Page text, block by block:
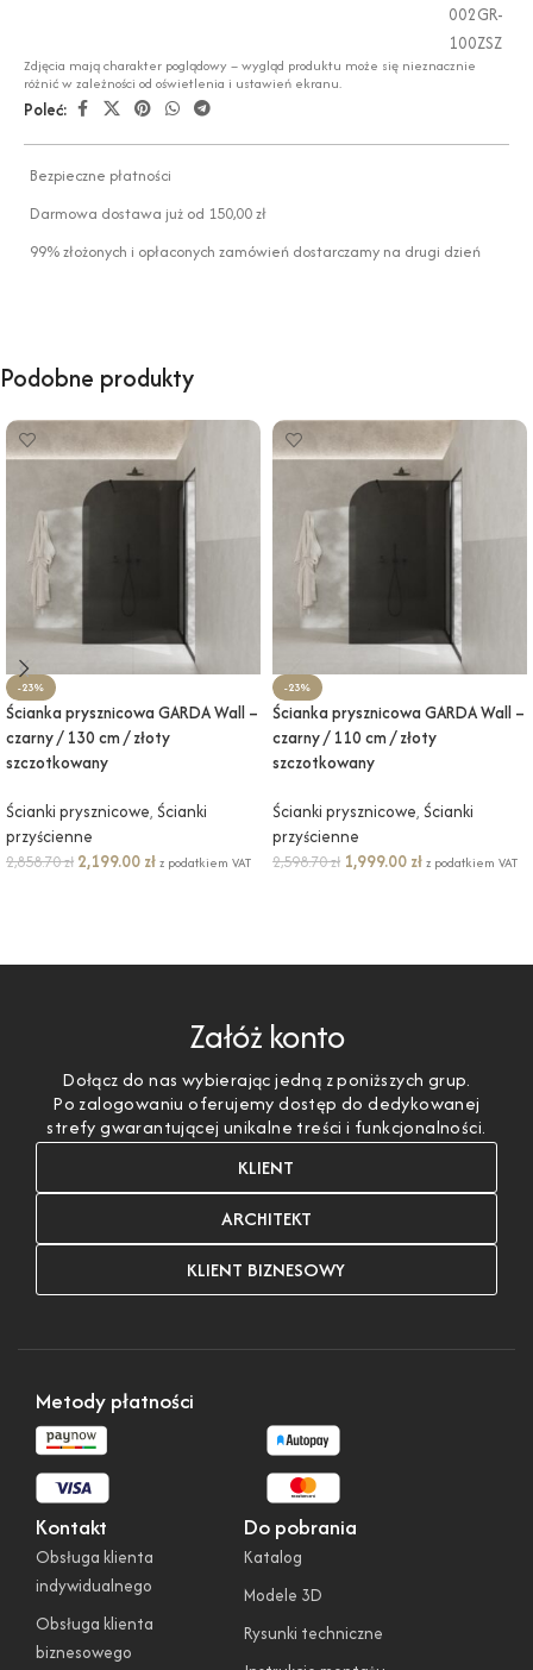
002GR-
100ZSZ
Zdjęcia mają charakter poglądowy – wygląd produktu może się nieznacznie
różnić w zależności od oświetlenia i ustawień ekranu.
Poleć:
Bezpieczne płatności
Darmowa dostawa już od 150,00 zł
99% złożonych i opłaconych zamówień dostarczamy na drugi dzień
Podobne produkty
-23%
Ścianka prysznicowa GARDA Wall –
czarny / 130 cm / złoty
szczotkowany
Ścianki prysznicowe, Ścianki
przyścienne
2,858.70zł 2,199.00 złz podatkiem VAT
-23%
Ścianka prysznicowa GARDA Wall –
czarny / 110 cm / złoty
szczotkowany
Ścianki prysznicowe, Ścianki
przyścienne
2,598.70zł 1,999.00 złz podatkiem VAT
Załóż konto
Dołącz do nas wybierając jedną z poniższych grup.
Po zalogowaniu oferujemy dostęp do dedykowanej
strefy gwarantującej unikalne treści i funkcjonalności.
KLIENT
ARCHITEKT
KLIENT BIZNESOWY
Kontakt
Obsługa klienta
indywidualnego
Obsługa klienta
biznesowego
Do pobrania
Katalog
Modele 3D
Rysunki techniczne
Metody płatności